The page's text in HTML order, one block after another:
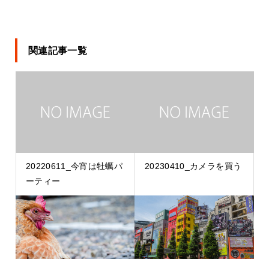
関連記事一覧
20220611_今宵は牡蠣パ
ーティー
20230410_カメラを買う